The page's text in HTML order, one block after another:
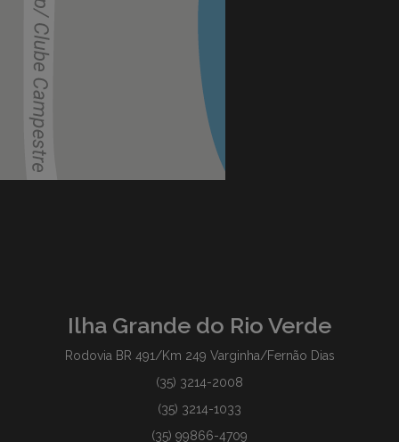
Ilha Grande do Rio Verde
Rodovia BR 491/Km 249 Varginha/Fernão Dias
(35) 3214-2008
(35) 3214-1033
(35) 99866-4709